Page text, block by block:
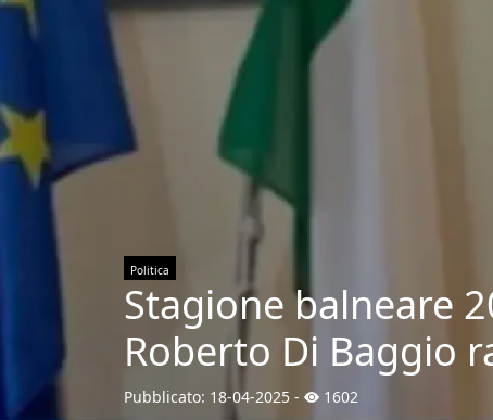
Politica
Stagione balneare
Roberto Di Baggio
Pubblicato: 18-04-2025 - 1602